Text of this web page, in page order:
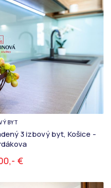
BYT
3 izbový byt, Košice -
€